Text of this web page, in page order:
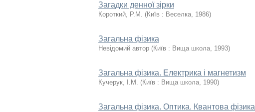
Загадки денної зірки
Короткий, Р.М. (Київ : Веселка, 1986)
Загальна фізика
Невідомий автор (Київ : Вища школа, 1993)
Загальна фізика. Електрика і магнетизм
Кучерук, І.М. (Київ : Вища школа, 1990)
Загальна фізика. Оптика. Квантова фізика